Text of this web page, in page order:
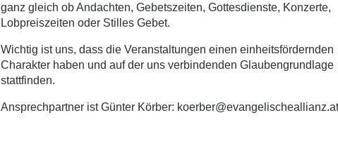
ganz gleich ob Andachten, Gebetszeiten, Gottesdienste, Konzerte,
Lobpreiszeiten oder Stilles Gebet.
Wichtig ist uns, dass die Veranstaltungen einen einheitsfördernden
Charakter haben und auf der uns verbindenden Glaubengrundlage
stattfinden.
Ansprechpartner ist Günter Körber: koerber@evangelischeallianz.at